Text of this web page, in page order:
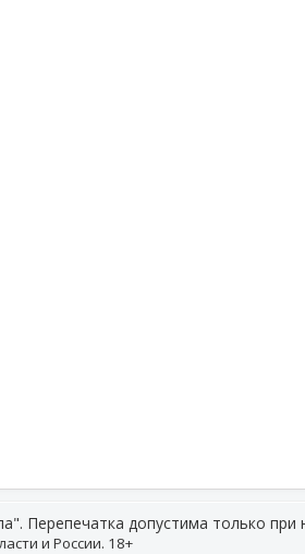
Перепечатка допустима только при
и России. 18+